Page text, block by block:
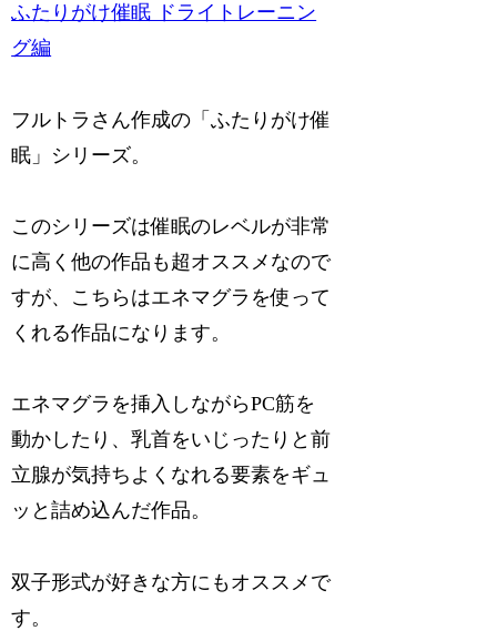
ふたりがけ催眠 ドライトレーニン
グ編
フルトラさん作成の「ふたりがけ催
眠」シリーズ。
このシリーズは催眠のレベルが非常
に高く他の作品も超オススメなので
すが、こちらはエネマグラを使って
くれる作品になります。
エネマグラを挿入しながらPC筋を
動かしたり、乳首をいじったりと前
立腺が気持ちよくなれる要素をギュ
ッと詰め込んだ作品。
双子形式が好きな方にもオススメで
す。